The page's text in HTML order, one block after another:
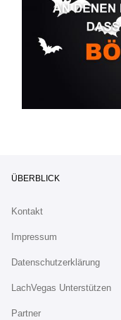
ÜBERBLICK
Kontakt
Impressum
Datenschutzerklärung
LachVegas Unterstützen
Partner